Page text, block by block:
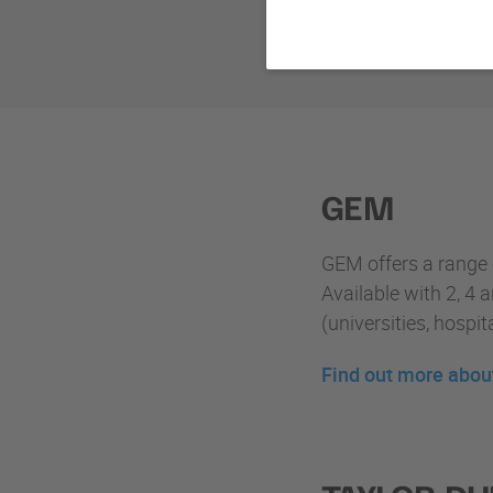
GEM
GEM offers a
Available with 2, 4
(universities,
Find out more